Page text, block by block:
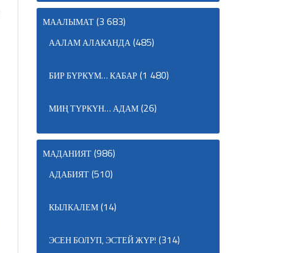
МААЛЫМАТ(3 683)
ААЛАМ АЛАКАНДА(485)
БИР БҮРКҮМ… КАБАР(1 480)
МИҢ ТҮРКҮН… АДАМ(26)
МАДАНИЯТ(986)
АДАБИЯТ(510)
КЫЛКАЛЕМ(14)
ЭСЕН БОЛУП, ЭСТЕЙ ЖҮР! (314)